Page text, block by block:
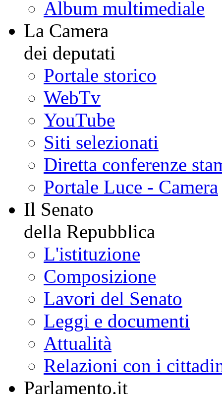
Album multimediale
La Camera
dei deputati
Portale storico
WebTv
YouTube
Siti selezionati
Diretta conferenze
Portale Luce - Camera
Il Senato
della Repubblica
L'istituzione
Composizione
Lavori del Senato
Leggi e documenti
Attualità
Relazioni con i
Parlamento.it